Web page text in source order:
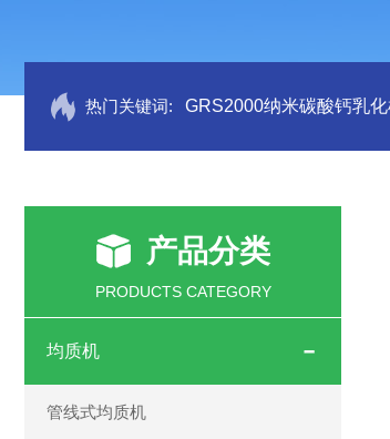
热门关键词: GRS2000纳米碳酸钙乳
产品分类
PRODUCTS CATEGORY
均质机
管线式均质机